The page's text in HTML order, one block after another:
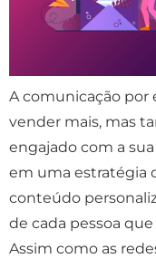
A comunicação por
vender mais, mas
engajado com a
em uma estratégia
conteúdo
de cada pessoa
Assim como as